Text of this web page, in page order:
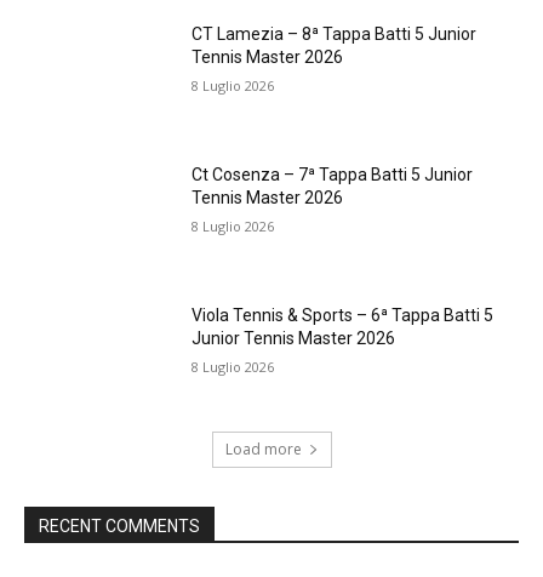
CT Lamezia – 8ª Tappa Batti 5 Junior
Tennis Master 2026
8 Luglio 2026
Ct Cosenza – 7ª Tappa Batti 5 Junior
Tennis Master 2026
8 Luglio 2026
Viola Tennis & Sports – 6ª Tappa Batti 5
Junior Tennis Master 2026
8 Luglio 2026
Load more
RECENT COMMENTS